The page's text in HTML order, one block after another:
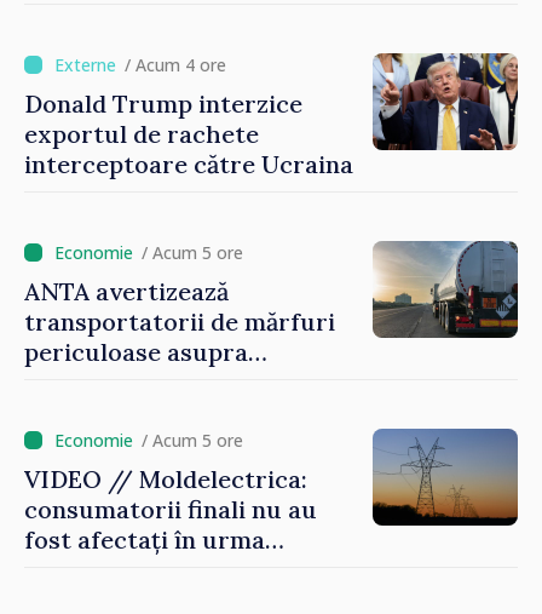
/ Acum 4 ore
Donald Trump interzice
exportul de rachete
interceptoare către Ucraina
/ Acum 5 ore
ANTA avertizează
transportatorii de mărfuri
periculoase asupra
/ Acum 5 ore
VIDEO // Moldelectrica:
consumatorii finali nu au
fost afectați în urma